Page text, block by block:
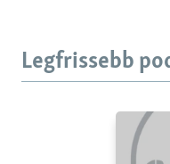
Legfrissebb